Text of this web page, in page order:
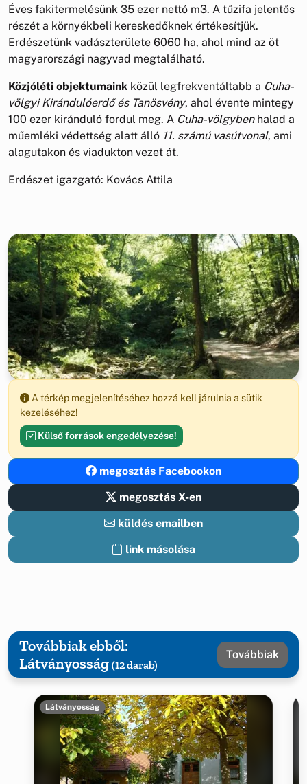
Éves fakitermelésünk 35 ezer nettó m3. A tűzifa jelentős
részét a környékbeli kereskedőknek értékesítjük.
Erdészetünk vadászterülete 6060 ha, ahol mind az öt
magyarországi nagyvad megtalálható.
Közjóléti objektumaink közül legfrekventáltabb a Cuha-
völgyi Kirándulóerdő és Tanösvény, ahol évente mintegy
100 ezer kiránduló fordul meg. A Cuha-völgyben halad a
műemléki védettség alatt álló 11. számú vasútvonal, ami
alagutakon és viadukton vezet át.
Erdészet igazgató: Kovács Attila
A térkép megjelenítéséhez hozzá kell járulnia a sütik
kezeléséhez!
Külső források engedélyezése!
megosztás Facebookon
megosztás X-en
küldés emailben
link másolása
Továbbiak ebből:
Látványosság (12 darab)
Továbbiak
Látványosság